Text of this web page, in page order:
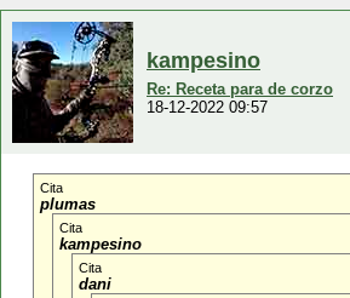
kampesino
Re: Receta para de corzo
18-12-2022 09:57
Cita
plumas
Cita
kampesino
Cita
dani